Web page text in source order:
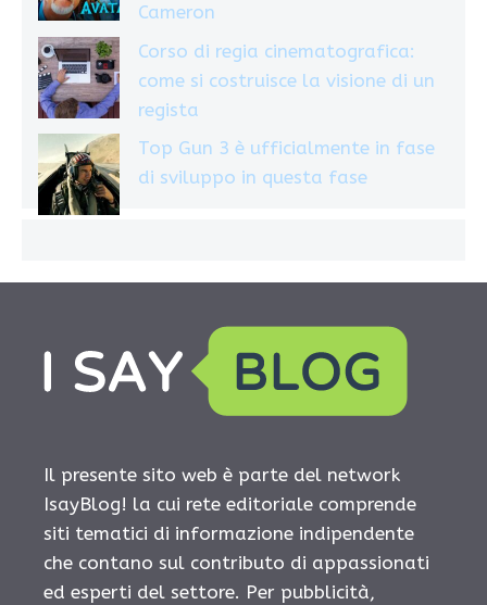
Cameron
Corso di regia cinematografica:
come si costruisce la visione di un
regista
Top Gun 3 è ufficialmente in fase
di sviluppo in questa fase
Il presente sito web è parte del network
IsayBlog! la cui rete editoriale comprende
siti tematici di informazione indipendente
che contano sul contributo di appassionati
ed esperti del settore. Per pubblicità,